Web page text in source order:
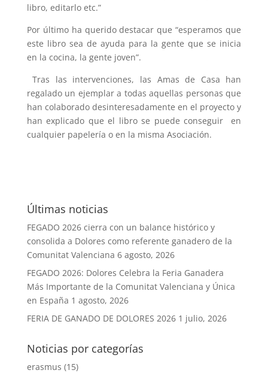
libro, editarlo etc.”
Por último ha querido destacar que “esperamos que
este libro sea de ayuda para la gente que se inicia
en la cocina, la gente joven”.
Tras las intervenciones, las Amas de Casa han
regalado un ejemplar a todas aquellas personas que
han colaborado desinteresadamente en el proyecto y
han explicado que el libro se puede conseguir en
cualquier papelería o en la misma Asociación.
Últimas noticias
FEGADO 2026 cierra con un balance histórico y
consolida a Dolores como referente ganadero de la
Comunitat Valenciana 6 agosto, 2026
FEGADO 2026: Dolores Celebra la Feria Ganadera
Más Importante de la Comunitat Valenciana y Única
en España 1 agosto, 2026
FERIA DE GANADO DE DOLORES 2026 1 julio, 2026
Noticias por categorías
erasmus (15)